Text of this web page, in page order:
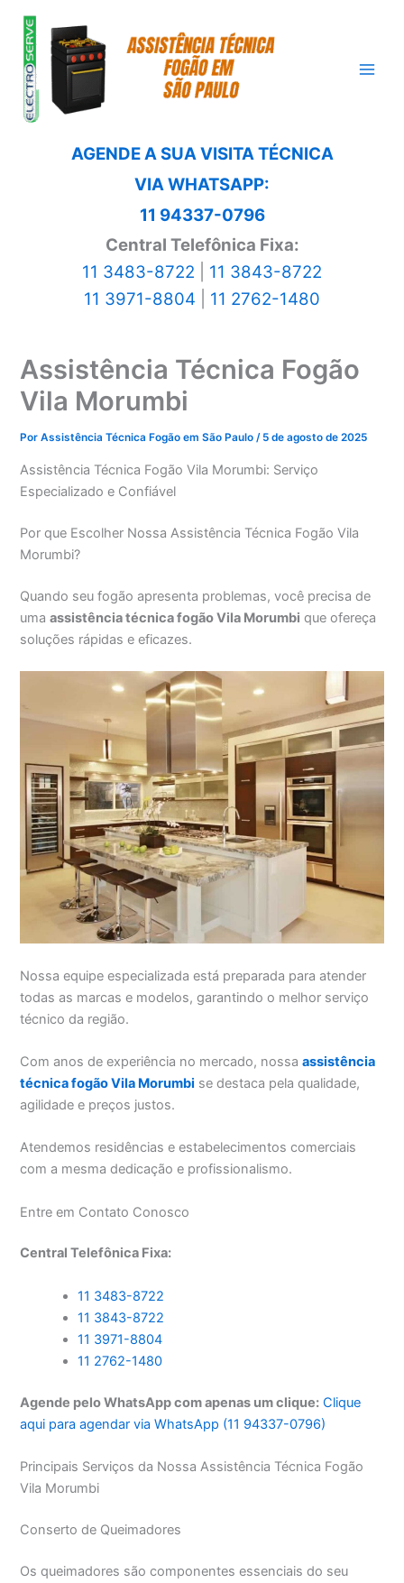
para
conteúdo
AGENDE A SUA VISITA TÉCNICA
VIA WHATSAPP:
11 94337-0796
Central Telefônica Fixa:
11 3483-8722
11 3843-8722
11 3971-8804
11 2762-1480
Assistência Técnica Fogão
Vila Morumbi
PorAssistência Técnica Fogão em São Paulo/ 5 de agosto de 2025
Assistência Técnica Fogão Vila Morumbi: Serviço
Especializado e Confiável
Por que Escolher Nossa Assistência Técnica Fogão Vila
Morumbi?
Quando seu fogão apresenta problemas, você precisa de
umaassistência técnica fogão Vila Morumbi que ofereça
soluções rápidas e eficazes.
Nossa equipe especializada está preparada para atender
todas as marcas e modelos, garantindo o melhor serviço
técnico da região.
Com anos de experiência no mercado, nossaassistência
técnica fogão Vila Morumbi se destaca pela qualidade,
agilidade e preços justos.
Atendemos residências e estabelecimentos comerciais
com a mesma dedicação e profissionalismo.
Entre em Contato Conosco
Central Telefônica Fixa:
11 3483-8722
11 3843-8722
11 3971-8804
11 2762-1480
Agende pelo WhatsApp com apenas um clique: Clique
aqui para agendar via WhatsApp (11 94337-0796)
Principais Serviços da Nossa Assistência Técnica Fogão
Vila Morumbi
Conserto de Queimadores
Os queimadores são componentes essenciais do seu